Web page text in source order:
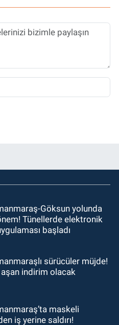
Göksun yolunda
Tünellerde elektronik
başladı
sürücüler müjde!
aşan indirim olacak
maskeli
iş yerine saldırı!